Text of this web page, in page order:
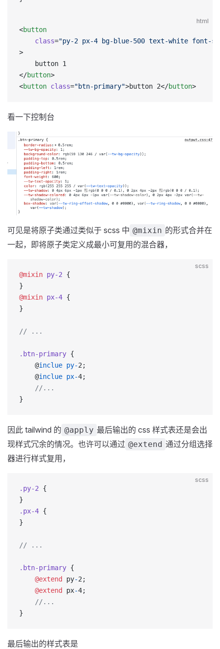
html
<button
    class
="py-2 px-4 bg-blue-500 text-white font-
>
    button 1
</button>
<button class="btn-primary">button 2</button>
看一下控制台
可见是将原子类通过类似于 scss 中 @mixin 的形式合并在
一起，即将原子类定义成最小可复用的混合器，
scss
@mixin py-2 {
}
@mixin px-4 {
}
// ...
.btn-primary {
    @
inclue py-2;
    @
inclue px-4;
    //...
}
因此 tailwind 的 @apply 最后输出的 css 样式表还是会出
现样式冗余的情况。也许可以通过 @extend 通过分组选择
器进行样式复用，
scss
.py-2 {
}
.px-4 {
}
// ...
.btn-primary {
    @extend
py-2;
    @extend
px-4;
    //...
}
最后输出的样式表是